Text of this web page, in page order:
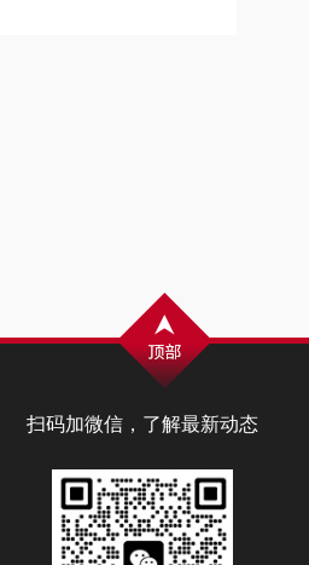
扫码加微信，了解最新动态